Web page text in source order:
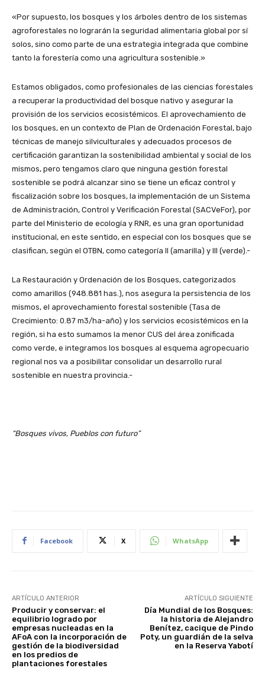
«Por supuesto, los bosques y los árboles dentro de los sistemas
agroforestales no lograrán la seguridad alimentaria global por sí
solos, sino como parte de una estrategia integrada que combine
tanto la forestería como una agricultura sostenible.»
Estamos obligados, como profesionales de las ciencias forestales
a recuperar la productividad del bosque nativo y asegurar la
provisión de los servicios ecosistémicos. El aprovechamiento de
los bosques, en un contexto de Plan de Ordenación Forestal, bajo
técnicas de manejo silviculturales y adecuados procesos de
certificación garantizan la sostenibilidad ambiental y social de los
mismos, pero tengamos claro que ninguna gestión forestal
sostenible se podrá alcanzar sino se tiene un eficaz control y
fiscalización sobre los bosques, la implementación de un Sistema
de Administración, Control y Verificación Forestal (SACVeFor), por
parte del Ministerio de ecología y RNR, es una gran oportunidad
institucional, en este sentido, en especial con los bosques que se
clasifican, según el OTBN, como categoría II (amarilla) y III (verde).-
La Restauración y Ordenación de los Bosques, categorizados
como amarillos (948.881 has.), nos asegura la persistencia de los
mismos, el aprovechamiento forestal sostenible (Tasa de
Crecimiento: 0.87 m3/ha-año) y los servicios ecosistémicos en la
región, si ha esto sumamos la menor CUS del área zonificada
como verde, e integramos los bosques al esquema agropecuario
regional nos va a posibilitar consolidar un desarrollo rural
sostenible en nuestra provincia.-
“Bosques vivos, Pueblos con futuro”
Facebook X WhatsApp
ARTÍCULO ANTERIOR
Producir y conservar: el
equilibrio logrado por
empresas nucleadas en la
AFoA con la incorporación de
gestión de la biodiversidad
en los predios de
plantaciones forestales
ARTÍCULO SIGUIENTE
Día Mundial de los Bosques:
la historia de Alejandro
Benítez, cacique de Pindo
Poty, un guardián de la selva
en la Reserva Yabotí